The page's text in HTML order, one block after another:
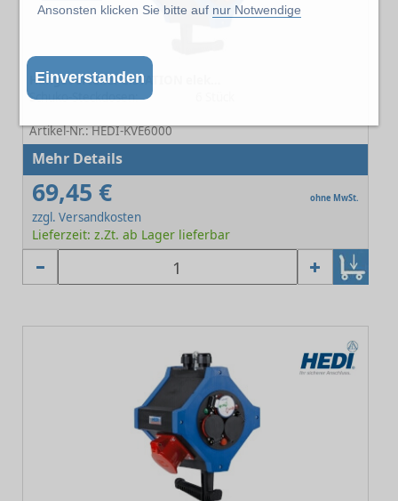
Ansonsten klicken Sie bitte auf nur Notwendige
Einverstanden
Schuko-Steckdosen:
Artikel-Nr.: HEDI-KVE6000
Mehr Details
69,45 € ohne MwSt.
zzgl. Versandkosten
Lieferzeit: z.Zt. ab Lager lieferbar